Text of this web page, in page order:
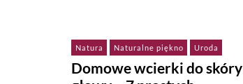
Natura Naturalne piękno Uroda
Domowe wcierki do skóry